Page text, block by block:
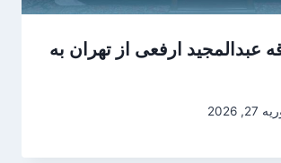
عبدالمجید ارفعی از تهران به
27, 2026